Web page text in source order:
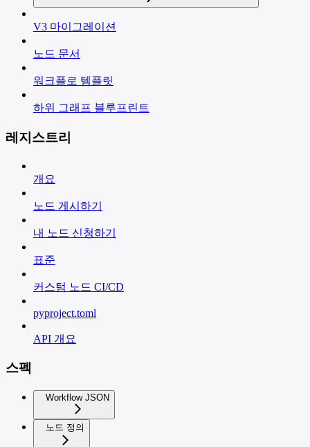
V3 마이그레이션
노드 문서
워크플로 템플릿
하위 그래프 블루프린트
레지스트리
개요
노드 게시하기
내 노드 신청하기
표준
커스텀 노드 CI/CD
pyproject.toml
API 개요
스펙
Workflow JSON
노드 정의